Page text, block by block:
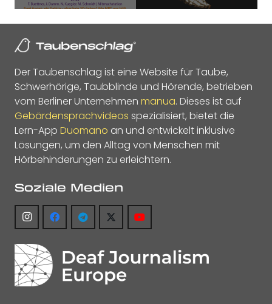
Der Taubenschlag ist eine Website für Taube,
Schwerhörige, Taubblinde und Hörende, betrieben
vom Berliner Unternehmen manua. Dieses ist auf
Gebärdensprachvideos spezialisiert, bietet die
Lern-App Duomano an und entwickelt inklusive
Lösungen, um den Alltag von Menschen mit
Hörbehinderungen zu erleichtern.
Soziale Medien